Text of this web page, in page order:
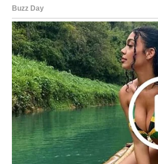
nastavkom, napunite svaku
Kiflice obilno pospite šećerom
dodir.
Savjeti za posluživanje
Ove kiflice su najbolje kada
hladnjaku, kako bi se okusi
tijestom.